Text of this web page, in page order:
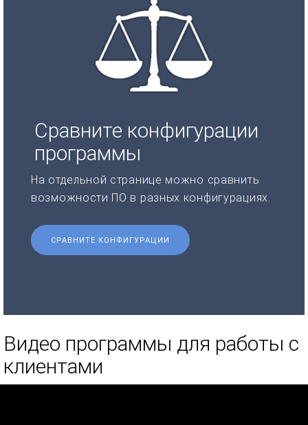
Сравните конфигурации
программы
На отдельной странице можно сравнить
возможности ПО в разных конфигурациях.
СРАВНИТЕ КОНФИГУРАЦИИ
Видео программы для работы с
клиентами